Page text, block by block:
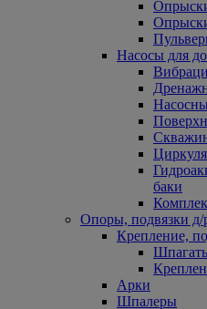
Насосы для
баки
Опоры, подвязки д/
Крепление,
Арки
Шпалеры